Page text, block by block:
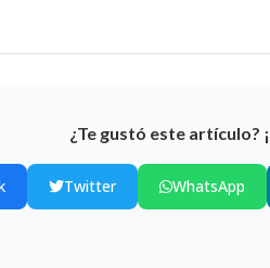
¿Te gustó este artículo?
Twitter WhatsApp